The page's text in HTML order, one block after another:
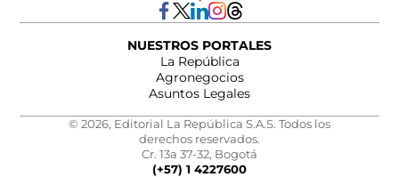
NUESTROS PORTALES
La República
Agronegocios
Asuntos Legales
© 2026, Editorial La República S.A.S. Todos los
derechos reservados.
Cr. 13a 37-32, Bogotá
(+57) 1 4227600